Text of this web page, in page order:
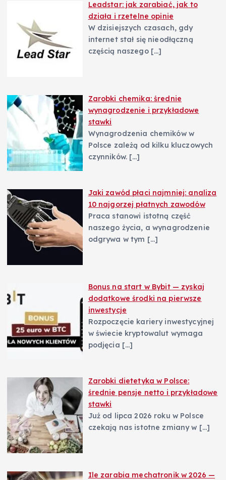
u
Leadstar: jak zarabiać, jak to
działa i rzetelne opinie
W dzisiejszych czasach, gdy
internet stał się nieodłączną
częścią naszego […]
Zarobki chemika: średnie
wynagrodzenie i przykładowe
stawki
Wynagrodzenia chemików w
Polsce zależą od kilku kluczowych
czynników. […]
Jaki zawód płaci najmniej: analiza
10 najgorzej płatnych zawodów
Praca stanowi istotną część
naszego życia, a wynagrodzenie
odgrywa w tym […]
Bonus na start w Bybit — zyskaj
dodatkowe środki na pierwsze
inwestycje
Rozpoczęcie kariery inwestycyjnej
w świecie kryptowalut wymaga
podjęcia […]
Zarobki dietetyka w Polsce:
średnie pensje netto i przykładowe
stawki
Już od lipca 2026 roku w Polsce
czekają nas istotne zmiany w […]
Ile zarabia mechatronik w 2026 —